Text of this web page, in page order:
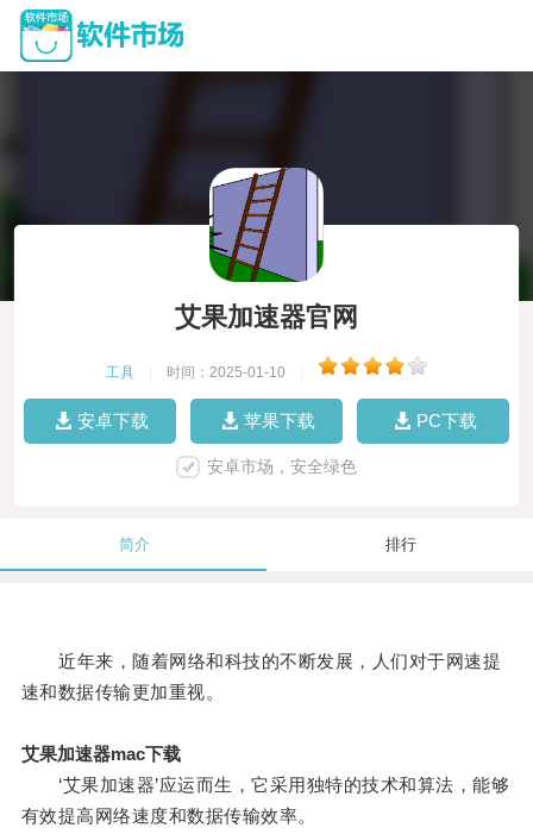
艾果加速器官网
工具 时间：2025-01-10
安卓下载 苹果下载 PC下载
安卓市场，安全绿色
简介 排行
近年来，随着网络和科技的不断发展，人们对于网速提
速和数据传输更加重视。
艾果加速器mac下载
‘艾果加速器’应运而生，它采用独特的技术和算法，能够
有效提高网络速度和数据传输效率。